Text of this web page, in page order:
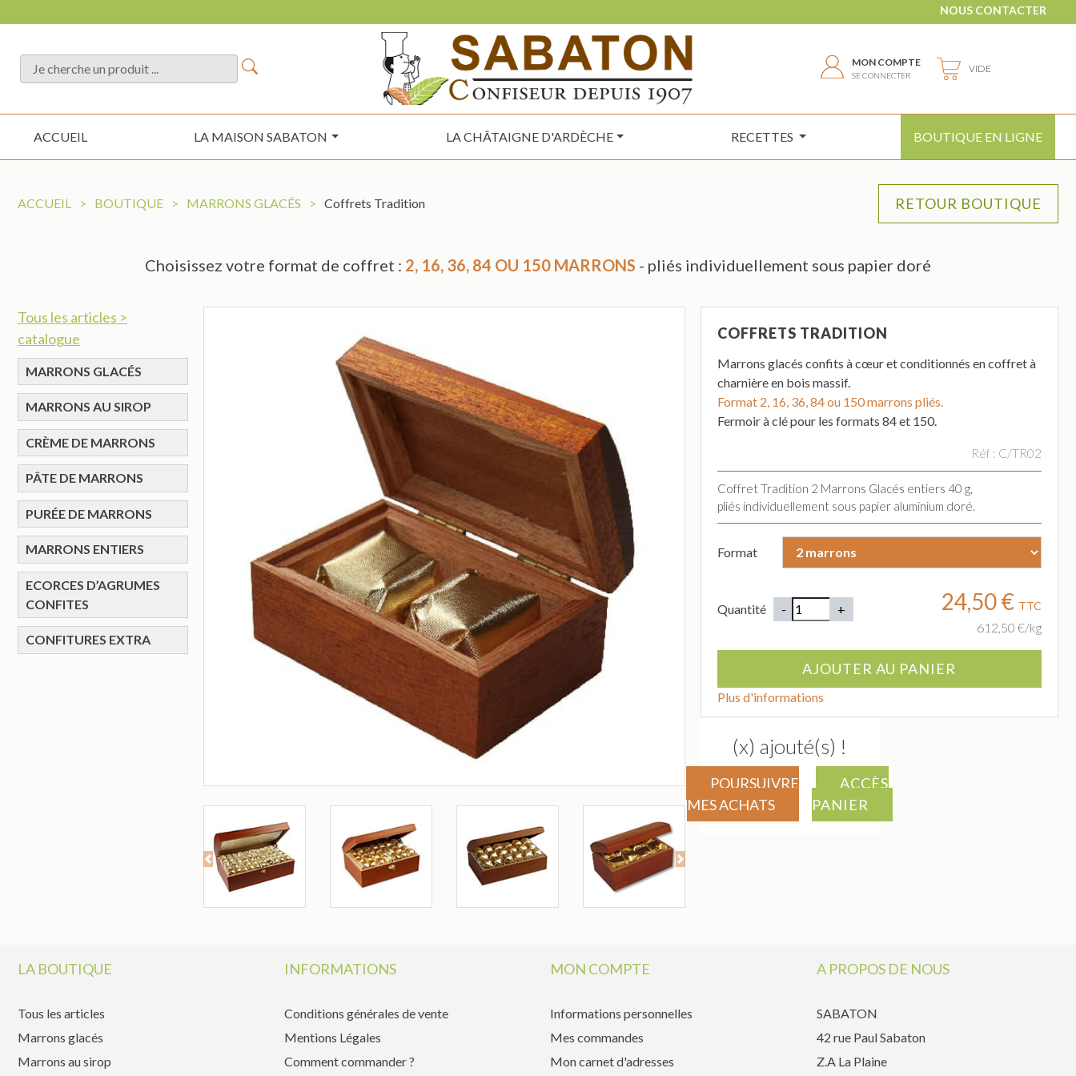
NOUS CONTACTER
MON COMPTE
SE CONNECTER
VIDE
ACCUEIL LA MAISON SABATON LA CHÂTAIGNE D'ARDÈCHE RECETTES BOUTIQUE EN LIGNE
ACCUEIL > BOUTIQUE > MARRONS GLACÉS > Coffrets Tradition
Choisissez votre format de coffret : 2, 16, 36, 84 OU 150 MARRONS - pliés individuellement sous papier doré
Tous les articles >
catalogue
MARRONS GLACÉS
MARRONS AU SIROP
CRÈME DE MARRONS
PÂTE DE MARRONS
PURÉE DE MARRONS
MARRONS ENTIERS
ECORCES D’AGRUMES
CONFITES
CONFITURES EXTRA
Previous Next
COFFRETS TRADITION
Marrons glacés confits à cœur et conditionnés en coffret à
charnière en bois massif.
Format 2, 16, 36, 84 ou 150 marrons pliés.
Fermoir à clé pour les formats 84 et 150.
Réf : C/TR02
Coffret Tradition 2 Marrons Glacés entiers 40 g,
pliés individuellement sous papier aluminium doré.
Format
Quantité 24,50 € TTC
612,50 €/kg
Plus d'informations
(x) ajouté(s) !
POURSUIVRE
MES ACHATS
ACCÈS
PANIER
LA BOUTIQUE
Tous les articles
Marrons glacés
Marrons au sirop
INFORMATIONS
Conditions générales de vente
Mentions Légales
Comment commander ?
MON COMPTE
Informations personnelles
Mes commandes
Mon carnet d'adresses
A PROPOS DE NOUS
SABATON
42 rue Paul Sabaton
Z.A La Plaine